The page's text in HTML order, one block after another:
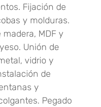
Fijación de
y molduras.
madera, MDF y
Unión de
vidrio y
de
y
Pegado